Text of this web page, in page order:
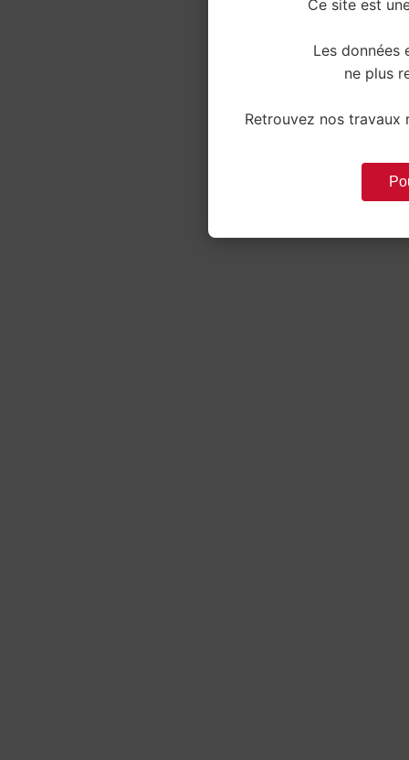
Ce site est
Les données
ne plus
Retrouvez nos